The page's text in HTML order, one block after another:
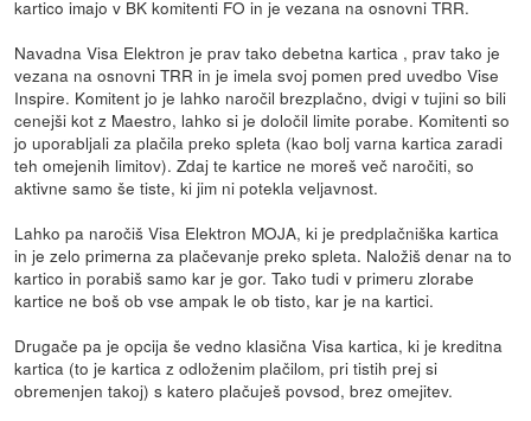
kartico imajo v BK komitenti FO in je vezana na osnovni TRR.
Navadna Visa Elektron je prav tako debetna kartica , prav tako je
vezana na osnovni TRR in je imela svoj pomen pred uvedbo Vise
Inspire. Komitent jo je lahko naročil brezplačno, dvigi v tujini so bili
cenejši kot z Maestro, lahko si je določil limite porabe. Komitenti so
jo uporabljali za plačila preko spleta (kao bolj varna kartica zaradi
teh omejenih limitov). Zdaj te kartice ne moreš več naročiti, so
aktivne samo še tiste, ki jim ni potekla veljavnost.
Lahko pa naročiš Visa Elektron MOJA, ki je predplačniška kartica
in je zelo primerna za plačevanje preko spleta. Naložiš denar na to
kartico in porabiš samo kar je gor. Tako tudi v primeru zlorabe
kartice ne boš ob vse ampak le ob tisto, kar je na kartici.
Drugače pa je opcija še vedno klasična Visa kartica, ki je kreditna
kartica (to je kartica z odloženim plačilom, pri tistih prej si
obremenjen takoj) s katero plačuješ povsod, brez omejitev.